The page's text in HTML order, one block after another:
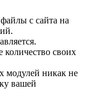
с сайта на
своих
модулей никак не
вашей